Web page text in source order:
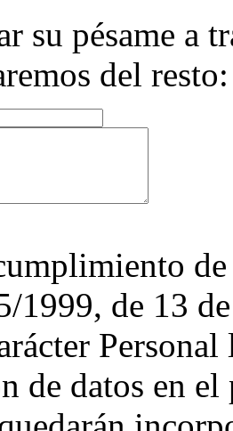
su pésame a
del resto:
1999, de 13
de datos en